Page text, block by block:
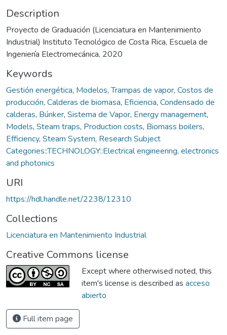
Description
Proyecto de Graduación (Licenciatura en Mantenimiento
Industrial) Instituto Tecnológico de Costa Rica, Escuela de
Ingeniería Electromecánica, 2020
Keywords
Gestión energética, Modelos,Trampas de vapor, Costos de
producción, Calderas de biomasa, Eficiencia, Condensado de
calderas, Búnker, Sistema de Vapor, Energy management,
Models, Steam traps, Production costs, Biomass boilers,
Efficiency, Steam System, Research Subject
Categories::TECHNOLOGY::Electrical engineering, electronics
and photonics
URI
https://hdl.handle.net/2238/12310
Collections
Licenciatura en Mantenimiento Industrial
Creative Commons license
Except where otherwised noted, this
item's license is described as acceso
abierto
Full item page